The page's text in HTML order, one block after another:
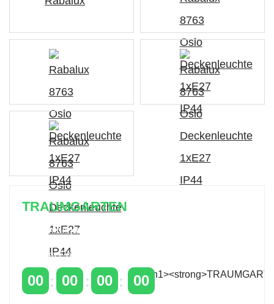
TRAUMGARTEN
Zeitlich begrenzter 20 % Rabatt auf Bestellungen
mit dem Code: VIP20DE
00 00 00 00